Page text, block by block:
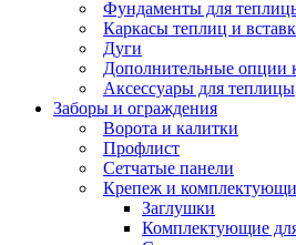
Фундаменты для
Каркасы теплиц и
Дуги
Дополнительные опции
Аксессуары для теплицы
Заборы и ограждения
Ворота и калитки
Профлист
Сетчатые панели
Крепеж и
Заглушки
Комплектующие